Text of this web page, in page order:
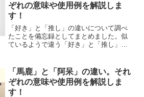
ぞれの意味や使用例を解説しま
す！
「好き」と「推し」の違いについて調べ
たことを備忘録としてまとめました。似
ているようで違う「好き」と「推し」の
「馬鹿」と「阿呆」の違い。それ
ぞれの意味や使用例を解説しま
す！